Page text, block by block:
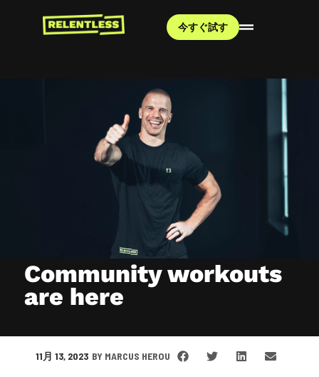
今すぐ試す
Community workouts
are here
11月 13, 2023 BY MARCUS HEROU